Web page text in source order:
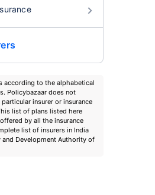
according to the alphabetical
Policybazaar does not
insurer or insurance
list of plans listed here
by all the insurance
list of insurers in India
and Development Authority of